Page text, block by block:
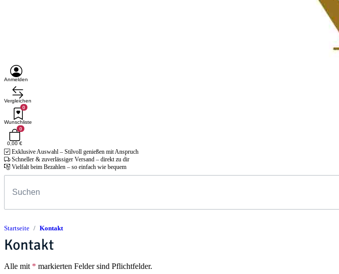
Anmelden
Vergleichen
0
Wunschliste
0
0,00 €
Exklusive Auswahl – Stilvoll genießen mit Anspruch
Schneller & zuverlässiger Versand – direkt zu dir
Vielfalt beim Bezahlen – so einfach wie bequem
Startseite Kontakt
Kontakt
Alle mit * markierten Felder sind Pflichtfelder.